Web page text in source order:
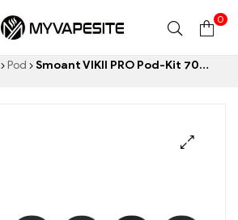
Myvapesite.de
0
Pod Smoant VIKII PRO Pod-Kit 700 mAh elektroninių cigarečių didmeninė prekyba pagal užsakymą